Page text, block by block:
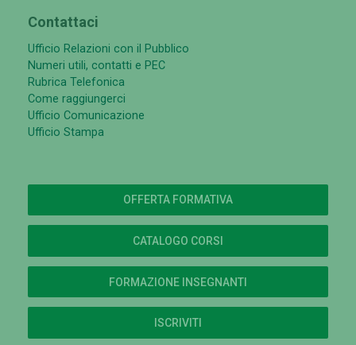
Contattaci
Ufficio Relazioni con il Pubblico
Numeri utili, contatti e PEC
Rubrica Telefonica
Come raggiungerci
Ufficio Comunicazione
Ufficio Stampa
OFFERTA FORMATIVA
CATALOGO CORSI
FORMAZIONE INSEGNANTI
ISCRIVITI